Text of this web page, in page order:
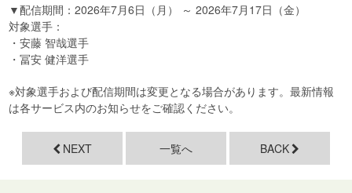
▼配信期間：2026年7月6日（月） ～ 2026年7月17日（金）
対象選手：
・安藤 智哉選手
・冨安 健洋選手
※対象選手および配信期間は変更となる場合があります。最新情報
は各サービス内のお知らせをご確認ください。
NEXT 一覧へ BACK